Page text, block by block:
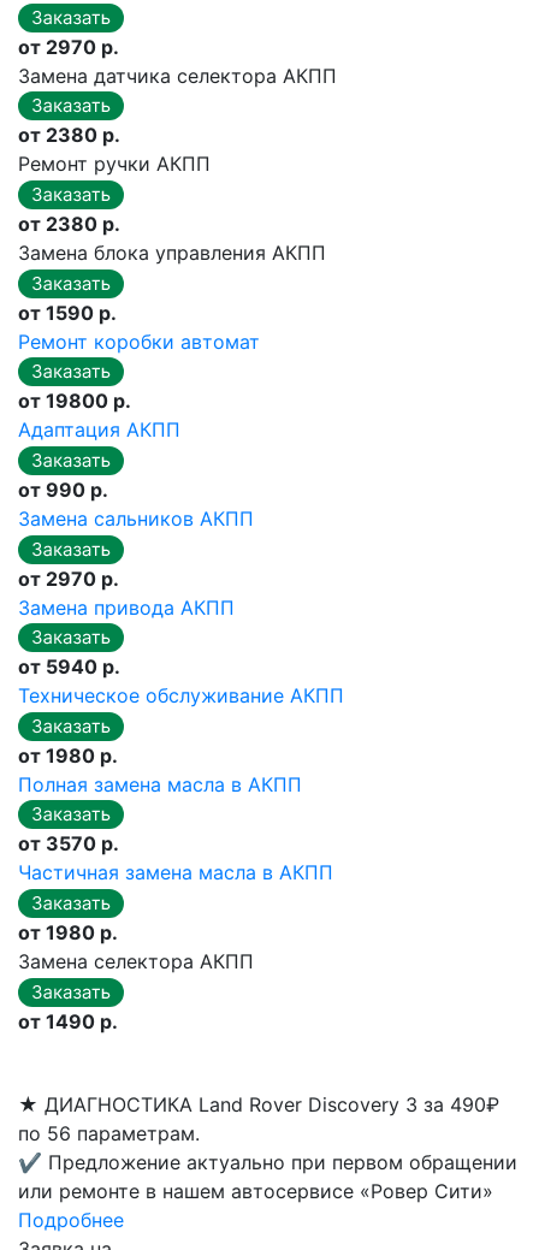
от 2970 р.
Замена датчика селектора АКПП
от 2380 р.
Ремонт ручки АКПП
от 2380 р.
Замена блока управления АКПП
от 1590 р.
Ремонт коробки автомат
от 19800 р.
Адаптация АКПП
от 990 р.
Замена сальников АКПП
от 2970 р.
Замена привода АКПП
от 5940 р.
Техническое обслуживание АКПП
от 1980 р.
Полная замена масла в АКПП
от 3570 р.
Частичная замена масла в АКПП
от 1980 р.
Замена селектора АКПП
от 1490 р.
★ ДИАГНОСТИКА Land Rover Discovery 3 за 490₽
по 56 параметрам.
✔ Предложение актуально при первом обращении
или ремонте в нашем автосервисе «Ровер Сити»
Подробнее